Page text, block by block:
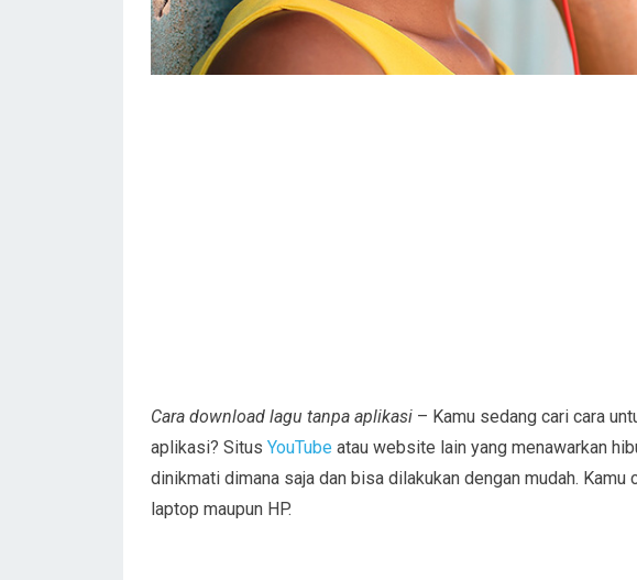
Cara download lagu tanpa aplikasi – Kamu sedang cari cara
aplikasi? Situs YouTube atau website lain yang menawarkan
dinikmati dimana saja dan bisa dilakukan dengan mudah.
laptop maupun HP.